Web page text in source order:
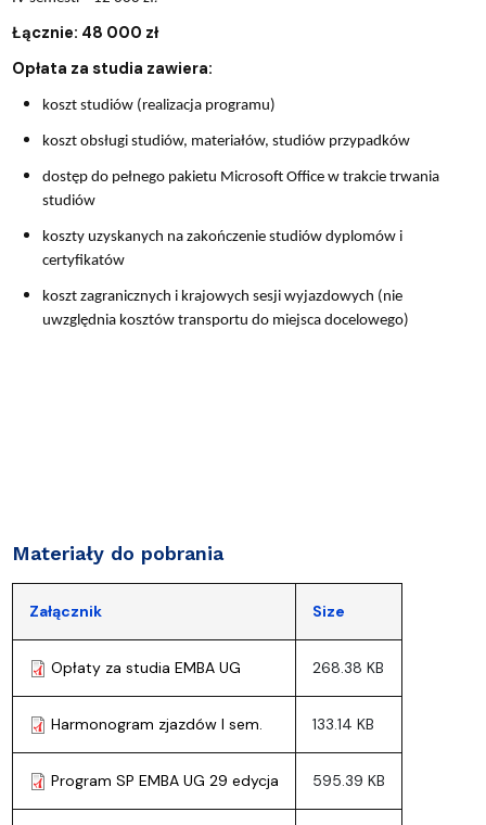
Łącznie: 48 000 zł
Opłata za studia zawiera:
koszt studiów (realizacja programu)
koszt obsługi studiów, materiałów, studiów przypadków
dostęp do pełnego pakietu Microsoft Office w trakcie trwania
studiów
koszty uzyskanych na zakończenie studiów dyplomów i
certyfikatów
koszt zagranicznych i krajowych sesji wyjazdowych (nie
uwzględnia kosztów transportu do miejsca docelowego)
Materiały do pobrania
Załącznik Size
Opłaty za studia EMBA UG 268.38 KB
Harmonogram zjazdów I sem. 133.14 KB
Program SP EMBA UG 29 edycja 595.39 KB